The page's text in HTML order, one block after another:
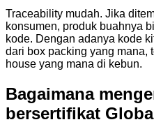
Traceability mudah. Jika
konsumen, produk buahnya
kode. Dengan adanya kode
dari box packing yang mana,
house yang mana di kebun.
Bagaimana
bersertifikat